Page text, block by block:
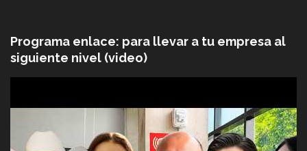
Programa enlace: para llevar a tu empresa al
siguiente nivel (video)